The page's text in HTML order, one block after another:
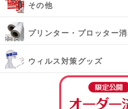
その他
プリンター・プロッター
ウィルス対策グッズ